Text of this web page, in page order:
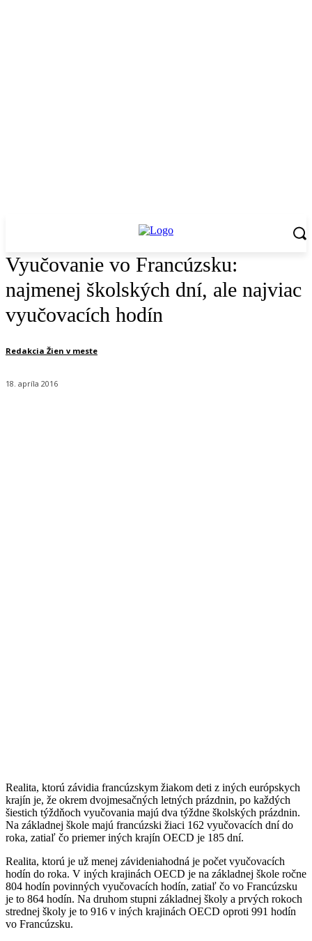
Vyučovanie vo Francúzsku:
najmenej školských dní, ale najviac
vyučovacích hodín
Redakcia Žien v meste
18. apríla 2016
Realita, ktorú závidia francúzskym žiakom deti z iných európskych
krajín je, že okrem dvojmesačných letných prázdnin, po každých
šiestich týždňoch vyučovania majú dva týždne školských prázdnin.
Na základnej škole majú francúzski žiaci 162 vyučovacích dní do
roka, zatiaľ čo priemer iných krajín OECD je 185 dní.
Realita, ktorú je už menej závideniahodná je počet vyučovacích
hodín do roka. V iných krajinách OECD je na základnej škole ročne
804 hodín povinných vyučovacích hodín, zatiaľ čo vo Francúzsku
je to 864 hodín. Na druhom stupni základnej školy a prvých rokoch
strednej školy je to 916 v iných krajinách OECD oproti 991 hodín
vo Francúzsku.